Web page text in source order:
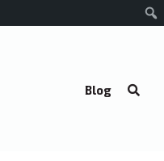
Blog